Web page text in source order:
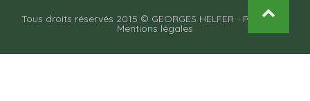
Tous droits réservés 2015 © GEORGES HELFER - Recettes
Mentions légales